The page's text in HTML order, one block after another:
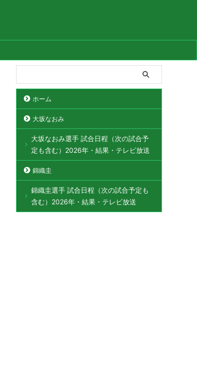
ホーム
大坂なおみ
大坂なおみ選手 試合日程（次の試合予
定も含む）2026年・結果・テレビ放送
錦織圭
錦織圭選手 試合日程（次の試合予定も
含む）2026年・結果・テレビ放送